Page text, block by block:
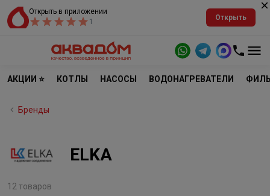
Открыть в приложении
1
Открыть
АКЦИИ ⭐ КОТЛЫ НАСОСЫ ВОДОНАГРЕВАТЕЛИ
Бренды
ELKA
12 товаров